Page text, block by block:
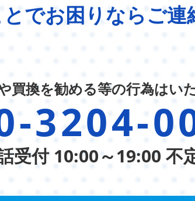
でお困りならご連
買換を勧める等の行為はい
3204-
受付 10:00～19:00 不